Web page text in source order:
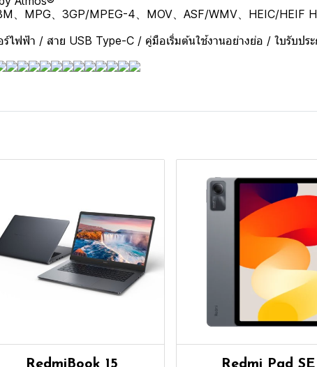
、MPG、3GP/MPEG-4、MOV、ASF/WMV、HEIC/HEIF
ฟฟ้า / สาย USB Type-C / คู่มือเริ่มต้นใช้งานอย่างย่อ / ใบรับปร
RedmiBook 15 Redmi Pad SE